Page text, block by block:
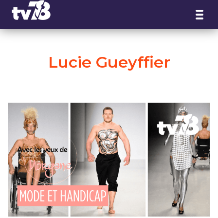
Lucie Gueyffier
Panneau de gestion des cookies